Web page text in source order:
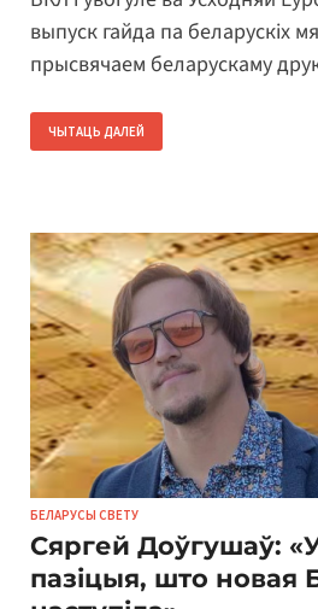
выпуск гайда па беларускіх
прысвячаем беларускаму
ЧЫТАЦЬ ДАЛЕЙ
БЕЛАРУСЫ СВЕТУ
Сяргей Доўгушаў:
пазіцыя, што новая